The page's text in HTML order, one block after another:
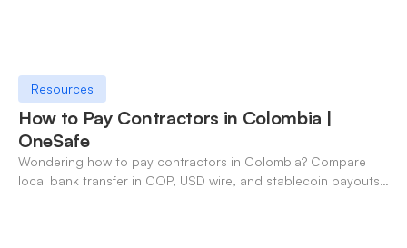
Resources
How to Pay Contractors in Colombia |
OneSafe
Wondering how to pay contractors in Colombia? Compare
local bank transfer in COP, USD wire, and stablecoin payouts.